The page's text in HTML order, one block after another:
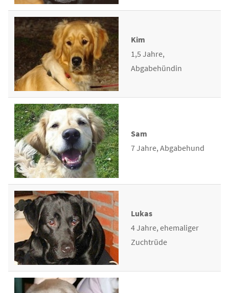
Kim
1,5 Jahre,
Abgabehündin
Sam
7 Jahre, Abgabehund
Lukas
4 Jahre, ehemaliger
Zuchtrüde